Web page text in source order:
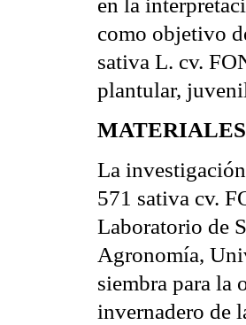
como objetivo
sativa L. cv.
plantular,
La
571 sativa cv.
Laboratorio de
Agronomía,
siembra para la
invernadero de